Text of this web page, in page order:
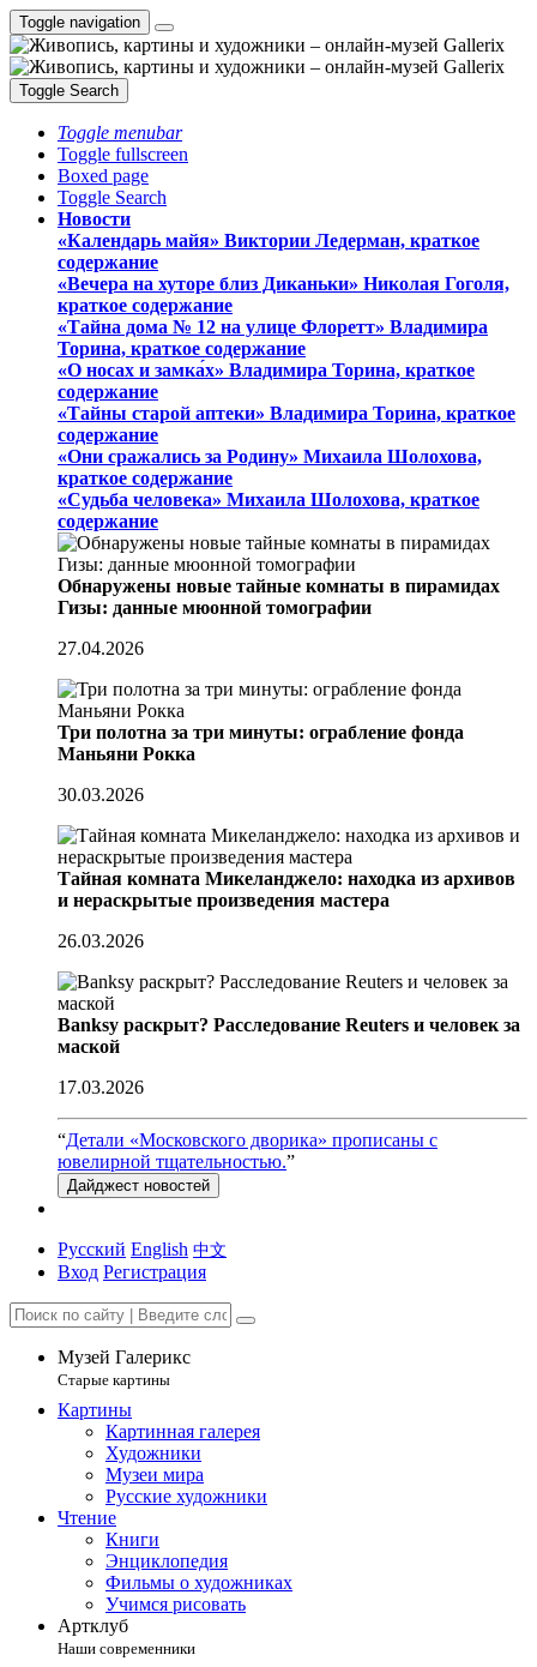
Toggle navigation
Toggle Search
Toggle menubar
Toggle fullscreen
Boxed page
Toggle Search
Новости
«Календарь майя» Виктории Ледерман, краткое
содержание
«Вечера на хуторе близ Диканьки» Николая Гоголя,
краткое содержание
«Тайна дома № 12 на улице Флоретт» Владимира
Торина, краткое содержание
«О носах и замка́х» Владимира Торина, краткое
содержание
«Тайны старой аптеки» Владимира Торина, краткое
содержание
«Они сражались за Родину» Михаила Шолохова,
краткое содержание
«Судьба человека» Михаила Шолохова, краткое
содержание
Обнаружены новые тайные комнаты в пирамидах
Гизы: данные мюонной томографии
27.04.2026
Три полотна за три минуты: ограбление фонда
Маньяни Рокка
30.03.2026
Тайная комната Микеланджело: находка из архивов
и нераскрытые произведения мастера
26.03.2026
Banksy раскрыт? Расследование Reuters и человек за
маской
17.03.2026
“Детали «Московского дворика» прописаны с
ювелирной тщательностью.”
Дайджест новостей
Русский English 中文
Вход Регистрация
Музей Галерикс
Старые картины
Картины
Картинная галерея
Художники
Музеи мира
Русские художники
Чтение
Книги
Энциклопедия
Фильмы о художниках
Учимся рисовать
Артклуб
Наши современники